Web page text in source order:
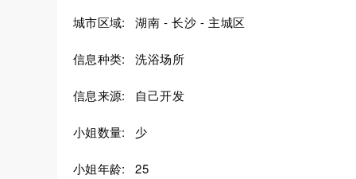
城市区域: 湖南 - 长沙 - 主城区
信息种类: 洗浴场所
信息来源: 自己开发
小姐数量: 少
小姐年龄: 25